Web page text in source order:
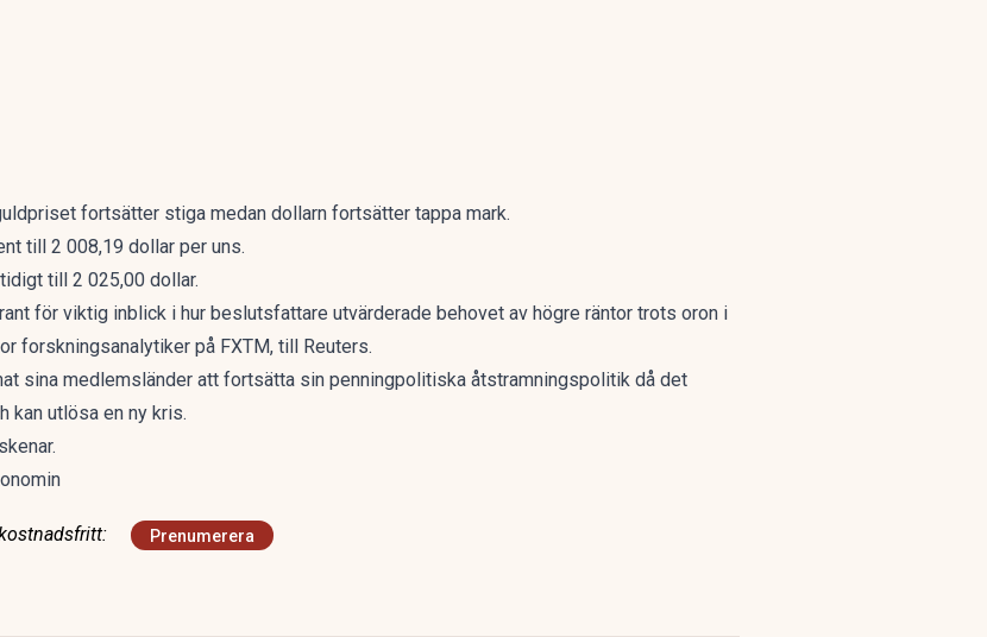
fortsätter stiga medan dollarn fortsätter tappa mark.
till 2 008,19 dollar per uns.
till 2 025,00 dollar.
för viktig inblick i hur beslutsfattare utvärderade behovet av högre räntor trots oron i
forskningsanalytiker på FXTM, till Reuters.
sina medlemsländer att fortsätta sin penningpolitiska åtstramningspolitik då det
kan utlösa en ny kris.
Prenumerera